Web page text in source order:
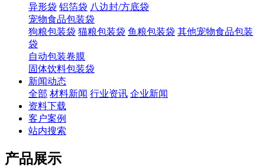
异形袋 铝箔袋 八边封/方底袋
宠物食品包装袋
狗粮包装袋 猫粮包装袋 鱼粮包装袋 其他宠物食品包装
袋
自动包装卷膜
固体饮料包装袋
新闻动态
全部 材料新闻 行业资讯 企业新闻
资料下载
客户案例
站内搜索
产品展示